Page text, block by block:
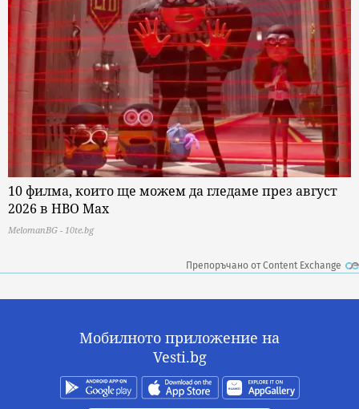
10 филма, които ще можем да гледаме през август
2026 в HBO Max
MelomanBG - 10te.bg
Препоръчано от Content Exchange
Мобилното приложение на
Vesti.bg